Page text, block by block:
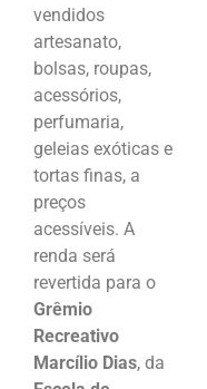
vendidos
artesanato,
bolsas, roupas,
acessórios,
perfumaria,
geleias exóticas e
tortas finas, a
preços
acessíveis. A
renda será
revertida para o
Grêmio
Recreativo
Marcílio Dias, da